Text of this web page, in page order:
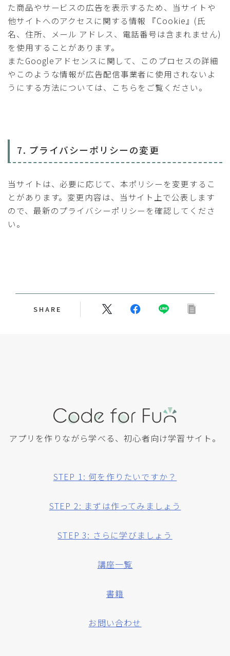
た商品やサービスの広告を表示するため、当サイトや
他サイトへのアクセスに関する情報 『Cookie』(氏
名、住所、メール アドレス、電話番号は含まれません)
を使用することがあります。
またGoogleアドセンスに関して、このプロセスの詳細
やこのような情報が広告配信事業者に使用されないよ
うにする方法については、こちらをご覧ください。
7. プライバシーポリシーの変更
当サイトは、必要に応じて、本ポリシーを変更するこ
とがあります。変更内容は、当サイト上で公表します
ので、最新のプライバシーポリシーを確認してくださ
い。
SHARE
アプリを作りながら学べる、初心者向け学習サイト。
STEP 1: 何を作りたいですか？
STEP 2: まずは作ってみましょう
STEP 3: さらに学びましょう
講座一覧
書籍
お問い合わせ